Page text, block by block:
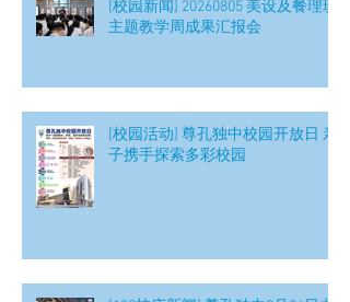
[校园新闻] 20260805 美设及餐理班
主题教学周成果汇报会
[校园活动] 尊孔独中校园开放日 亲
子携手探索多彩校园